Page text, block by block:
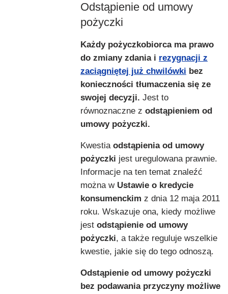
Odstąpienie od umowy
pożyczki
Każdy pożyczkobiorca ma prawo
do zmiany zdania i rezygnacji z
zaciągniętej już chwilówki bez
konieczności tłumaczenia się ze
swojej decyzji. Jest to
równoznaczne z odstąpieniem od
umowy pożyczki.
Kwestiaodstąpienia od umowy
pożyczki jest uregulowana prawnie.
Informacje na ten temat znaleźć
można wUstawie o kredycie
konsumenckim z dnia 12 maja 2011
roku. Wskazuje ona, kiedy możliwe
jest odstąpienie od umowy
pożyczki, a także reguluje wszelkie
kwestie, jakie się do tego odnoszą.
Odstąpienie od umowy pożyczki
bez podawania przyczyny możliwe